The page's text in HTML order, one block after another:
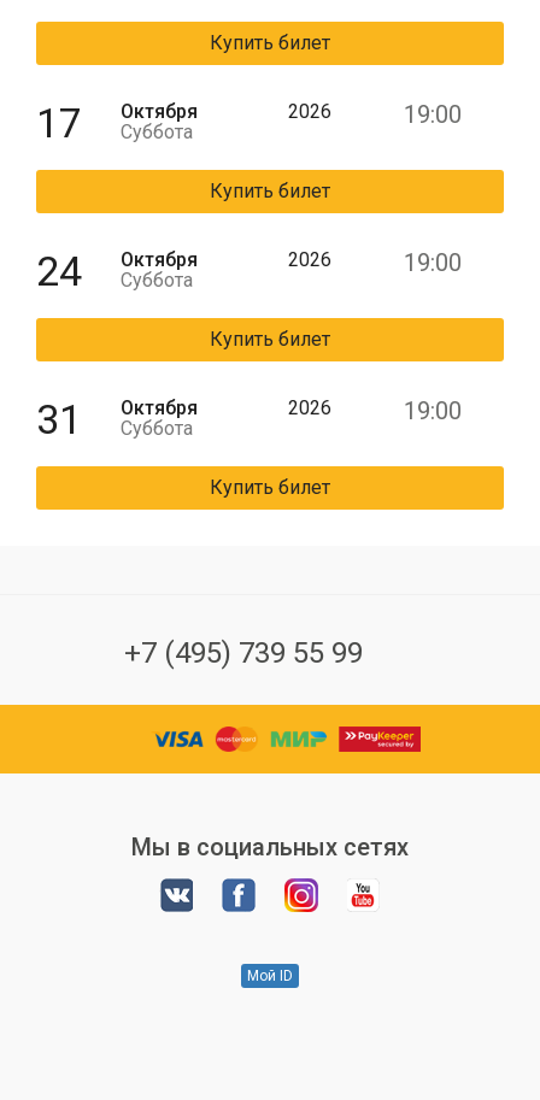
Купить билет
17
Октября
Суббота
2026 19:00
Купить билет
24
Октября
Суббота
2026 19:00
Купить билет
31
Октября
Суббота
2026 19:00
Купить билет
+7 (495) 739 55 99
Мы в социальных сетях
Мой ID